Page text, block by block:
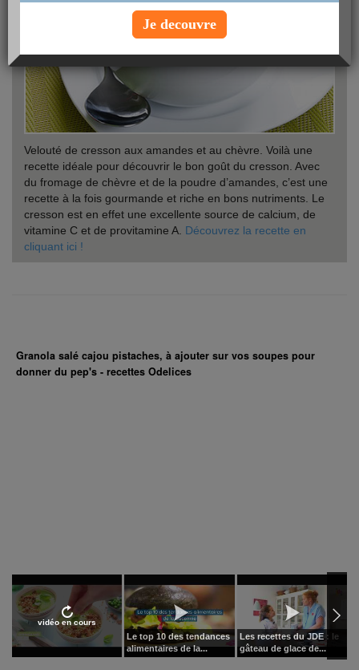
Velouté de cresson aux amandes et au chèvre. Voilà une
recette idéale pour découvrir le bon goût du cresson. Avec
du fromage de chèvre et de la poudre d’amandes, c’est une
recette à la fois gourmande et riche en bons nutriments. Le
cresson est en effet une excellente source de calcium, de
vitamine C et de provitamine A. Découvrez la recette en
cliquant ici !
Granola salé cajou pistaches, à ajouter sur vos soupes pour
donner du pep's - recettes Odelices
vidéo en cours
Le top 10 des tendances
alimentaires de la...
Les recettes du JDE : le
gâteau de glace de...
Je decouvre